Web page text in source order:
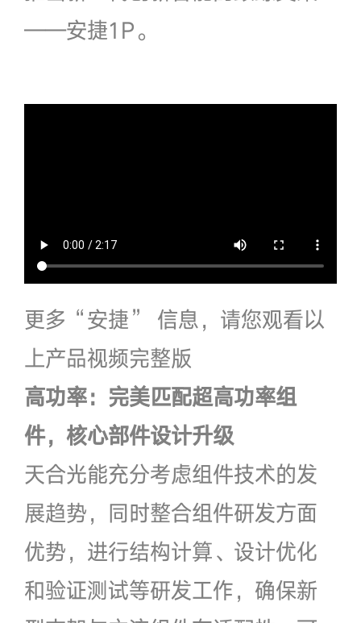
——安捷1P。
更多“安捷” 信息，请您观看以
上产品视频完整版
高功率：完美匹配超高功率组
件，核心部件设计升级
天合光能充分考虑组件技术的发
展趋势，同时整合组件研发方面
优势，进行结构计算、设计优化
和验证测试等研发工作，确保新